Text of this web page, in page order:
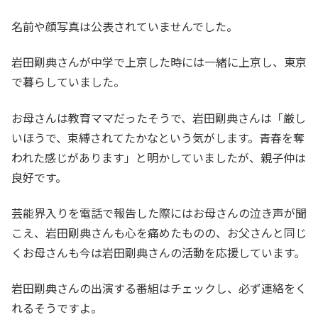
名前や顔写真は公表されていませんでした。
岩田剛典さんが中学で上京した時には一緒に上京し、東京
で暮らしていました。
お母さんは教育ママだったそうで、岩田剛典さんは「厳し
いほうで、束縛されてたかなという気がします。青春を奪
われた感じがあります」と明かしていましたが、親子仲は
良好です。
芸能界入りを電話で報告した際にはお母さんの泣き声が聞
こえ、岩田剛典さんも心を痛めたものの、お父さんと同じ
くお母さんも今は岩田剛典さんの活動を応援しています。
岩田剛典さんの出演する番組はチェックし、必ず連絡をく
れるそうですよ。